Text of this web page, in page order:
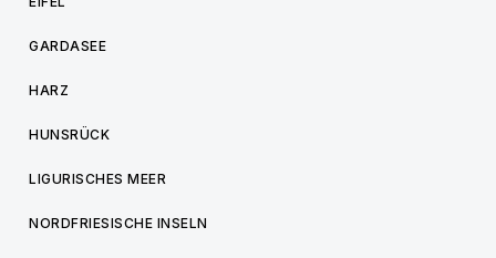
GARDASEE
HARZ
HUNSRÜCK
LIGURISCHES MEER
NORDFRIESISCHE INSELN